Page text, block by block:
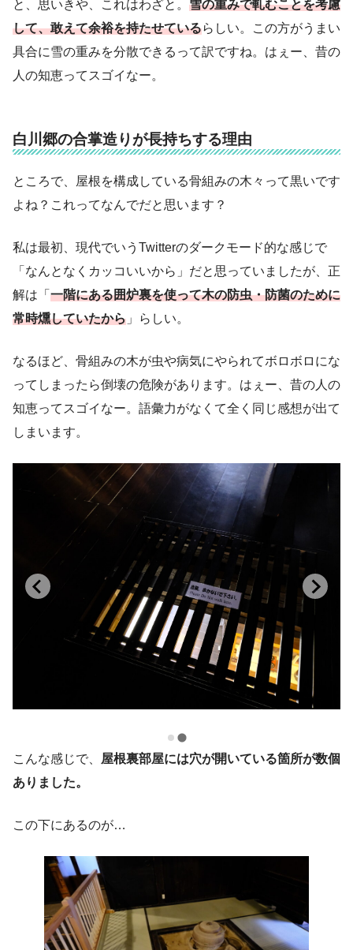
と、思いきや、これはわざと。 雪の重みで軋むことを考慮
して、敢えて余裕を持たせているらしい。この方がうまい
具合に雪の重みを分散できるって訳ですね。はぇー、昔の
人の知恵ってスゴイなー。
白川郷の合掌造りが長持ちする理由
ところで、屋根を構成している骨組みの木々って黒いです
よね？これってなんでだと思います？
私は最初、現代でいうTwitterのダークモード的な感じで
「なんとなくカッコいいから」だと思っていましたが、正
解は「 一階にある囲炉裏を使って木の防虫・防菌のために
常時燻していたから 」らしい。
なるほど、骨組みの木が虫や病気にやられてボロボロにな
ってしまったら倒壊の危険があります。はぇー、昔の人の
知恵ってスゴイなー。語彙力がなくて全く同じ感想が出て
しまいます。
こんな感じで、 屋根裏部屋には穴が開いている箇所が数個
ありました。
この下にあるのが…